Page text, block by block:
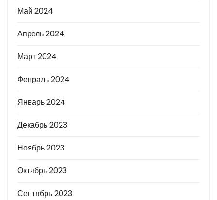
Май 2024
Апрель 2024
Март 2024
Февраль 2024
Январь 2024
Декабрь 2023
Ноябрь 2023
Октябрь 2023
Сентябрь 2023